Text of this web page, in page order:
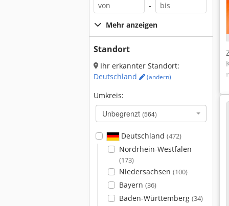
-
Mehr anzeigen
Standort
Ihr erkannter Standort:
Deutschland
(ändern)
Umkreis:
Unbegrenzt (564)
Deutschland (472)
Nordrhein-Westfalen
(173)
Niedersachsen (100)
Bayern (36)
Baden-Württemberg (34)